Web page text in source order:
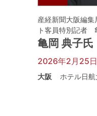
産経新聞大阪編
ト客員特別記者
亀岡 典子氏
2026年2月25
大阪 ホテル日航